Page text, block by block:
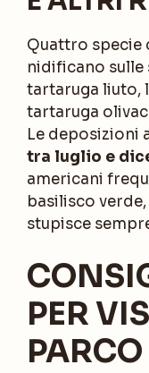
Quattro specie
nidificano sulle
tartaruga liuto,
tartaruga
Le deposizioni
tra luglio e
americani
basilisco
stupisce
PER